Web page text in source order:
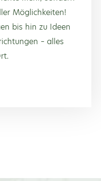
Möglichkeiten!
bis hin zu Ideen
– alles